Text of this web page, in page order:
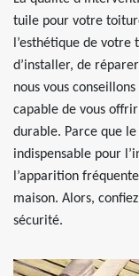
tuile pour votre
l’esthétique de
d’installer, de
nous vous
capable de vous
durable. Parce que
indispensable pour
l’apparition
maison. Alors,
sécurité.